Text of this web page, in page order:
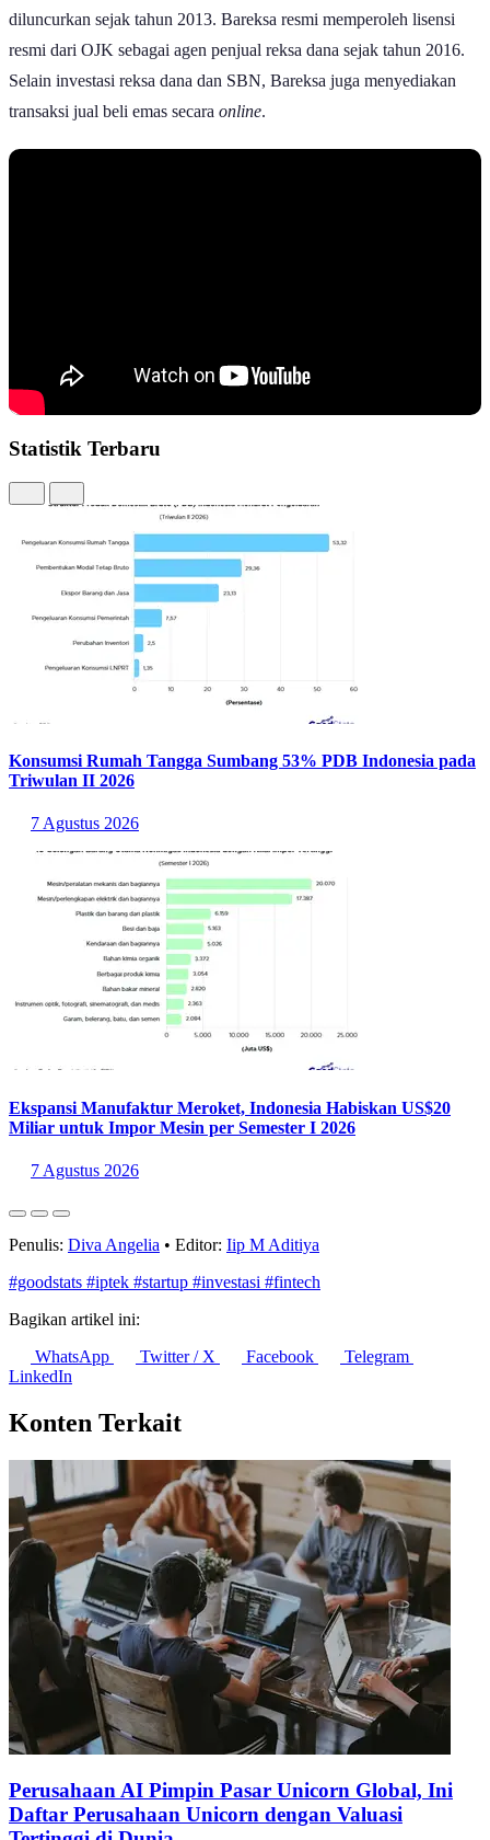
diluncurkan sejak tahun 2013. Bareksa resmi memperoleh lisensi
resmi dari OJK sebagai agen penjual reksa dana sejak tahun 2016.
Selain investasi reksa dana dan SBN, Bareksa juga menyediakan
transaksi jual beli emas secara online.
Statistik Terbaru
Konsumsi Rumah Tangga Sumbang 53% PDB Indonesia pada
Triwulan II 2026
7 Agustus 2026
Ekspansi Manufaktur Meroket, Indonesia Habiskan US$20
Miliar untuk Impor Mesin per Semester I 2026
7 Agustus 2026
Penulis: Diva Angelia • Editor: Iip M Aditiya
#goodstats #iptek #startup #investasi #fintech
Bagikan artikel ini:
WhatsApp
Twitter / X Facebook
Telegram
LinkedIn
Konten Terkait
Perusahaan AI Pimpin Pasar Unicorn Global, Ini
Daftar Perusahaan Unicorn dengan Valuasi